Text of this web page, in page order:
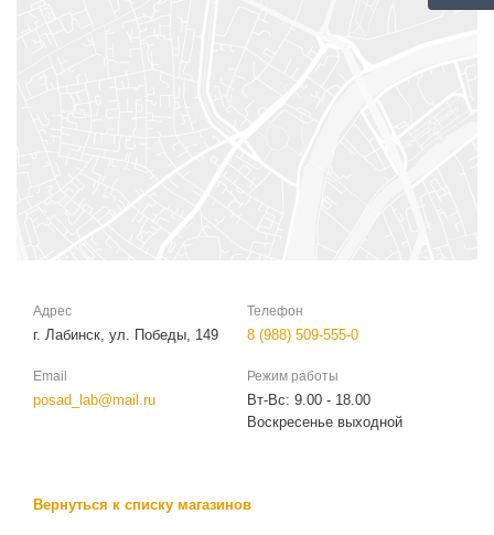
Адрес
г. Лабинск, ул. Победы, 149
Телефон
8 (988) 509-555-0
Email
posad_lab@mail.ru
Режим работы
Вт-Вс: 9.00 - 18.00
Воскресенье выходной
Вернуться к списку магазинов